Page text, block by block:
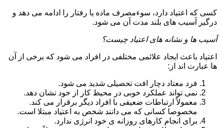
کسی که اعتیاد دارد، سوءمصرف ماده یا رفتار را ادامه می دهد و
درگیر آسیب های بلند مدت آن می شود.
آسیب ها و نشانه های اعتیاد چیست؟
اعتیاد باعث ایجاد علائمی مختلفی در افراد می شود که برخی از آن
ها عبارت اند از:
فرد معتاد دچار افت تحصیلی شدید می شود.
نمی تواند عملکرد خوبی در محیط کار از خود نشان دهد.
معمولاً ارتباطات ضعیفی با افراد دیگر برقرار می کند.
مخصوصا کسانی که می دانند شخص به اعتیاد مبتلا است.
برای انجام کارهای روزانه ی خود انرژی ندارد.